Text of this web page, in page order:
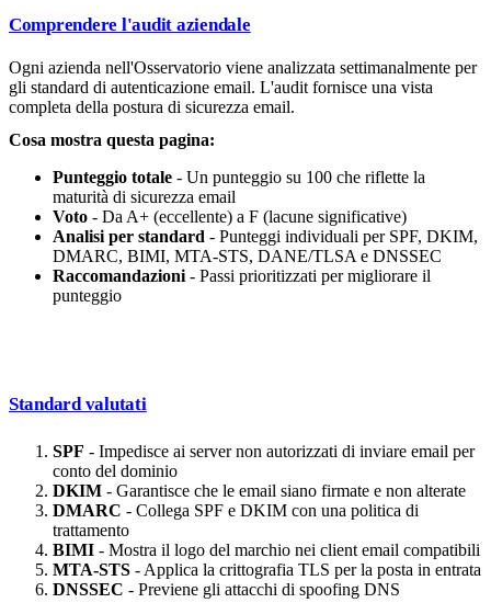
Comprendere l'audit aziendale
Ogni azienda nell'Osservatorio viene analizzata settimanalmente per
gli standard di autenticazione email. L'audit fornisce una vista
completa della postura di sicurezza email.
Cosa mostra questa pagina:
Punteggio totale - Un punteggio su 100 che riflette la
maturità di sicurezza email
Voto - Da A+ (eccellente) a F (lacune significative)
Analisi per standard - Punteggi individuali per SPF, DKIM,
DMARC, BIMI, MTA-STS, DANE/TLSA e DNSSEC
Raccomandazioni - Passi prioritizzati per migliorare il
punteggio
Standard valutati
SPF - Impedisce ai server non autorizzati di inviare email per
conto del dominio
DKIM - Garantisce che le email siano firmate e non alterate
DMARC - Collega SPF e DKIM con una politica di
trattamento
BIMI - Mostra il logo del marchio nei client email compatibili
MTA-STS - Applica la crittografia TLS per la posta in entrata
DNSSEC - Previene gli attacchi di spoofing DNS